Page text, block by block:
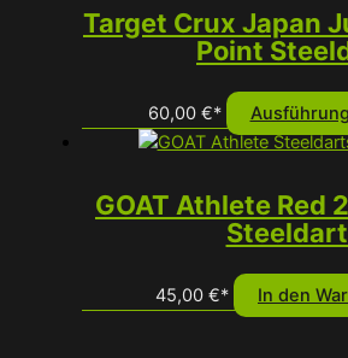
Target Crux Japan
Point
60,00 €*
GOAT Athlete Red
45,00 €* In den